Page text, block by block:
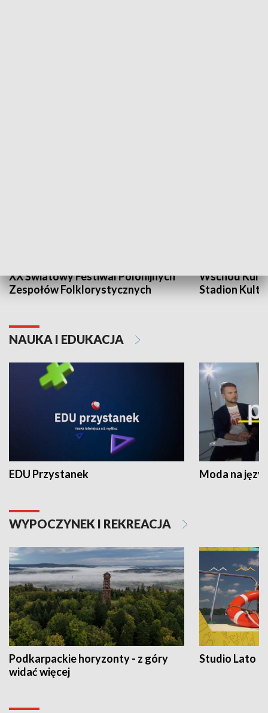
XX Światowy Festiwal Polonijnych
Zespołów Folklorystycznych
Wschód
Stadion
NAUKA I EDUKACJA
EDU Przystanek Moda na
WYPOCZYNEK I REKREACJA
Podkarpackie horyzonty - z góry
widać więcej
Studio Lato